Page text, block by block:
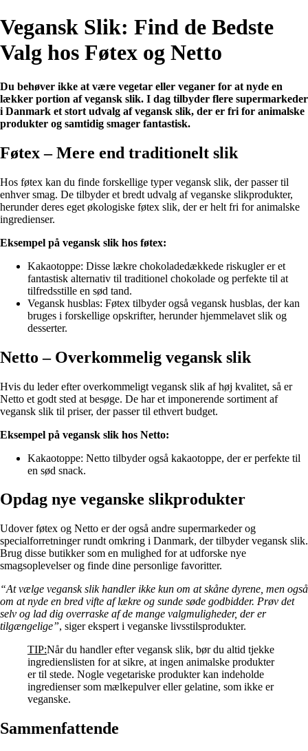
Vegansk Slik: Find de Bedste
Valg hos Føtex og Netto
Du behøver ikke at være vegetar eller veganer for at nyde en
lækker portion af vegansk slik. I dag tilbyder flere supermarkeder
i Danmark et stort udvalg af vegansk slik, der er fri for animalske
produkter og samtidig smager fantastisk.
Føtex – Mere end traditionelt slik
Hos føtex kan du finde forskellige typer vegansk slik, der passer til
enhver smag. De tilbyder et bredt udvalg af veganske slikprodukter,
herunder deres eget økologiske føtex slik, der er helt fri for animalske
ingredienser.
Eksempel på vegansk slik hos føtex:
Kakaotoppe: Disse lækre chokoladedækkede riskugler er et
fantastisk alternativ til traditionel chokolade og perfekte til at
tilfredsstille en sød tand.
Vegansk husblas: Føtex tilbyder også vegansk husblas, der kan
bruges i forskellige opskrifter, herunder hjemmelavet slik og
desserter.
Netto – Overkommelig vegansk slik
Hvis du leder efter overkommeligt vegansk slik af høj kvalitet, så er
Netto et godt sted at besøge. De har et imponerende sortiment af
vegansk slik til priser, der passer til ethvert budget.
Eksempel på vegansk slik hos Netto:
Kakaotoppe: Netto tilbyder også kakaotoppe, der er perfekte til
en sød snack.
Opdag nye veganske slikprodukter
Udover føtex og Netto er der også andre supermarkeder og
specialforretninger rundt omkring i Danmark, der tilbyder vegansk slik.
Brug disse butikker som en mulighed for at udforske nye
smagsoplevelser og finde dine personlige favoritter.
“At vælge vegansk slik handler ikke kun om at skåne dyrene, men også
om at nyde en bred vifte af lækre og sunde søde godbidder. Prøv det
selv og lad dig overraske af de mange valgmuligheder, der er
tilgængelige”, siger ekspert i veganske livsstilsprodukter.
TIP:Når du handler efter vegansk slik, bør du altid tjekke
ingredienslisten for at sikre, at ingen animalske produkter
er til stede. Nogle vegetariske produkter kan indeholde
ingredienser som mælkepulver eller gelatine, som ikke er
veganske.
Sammenfattende